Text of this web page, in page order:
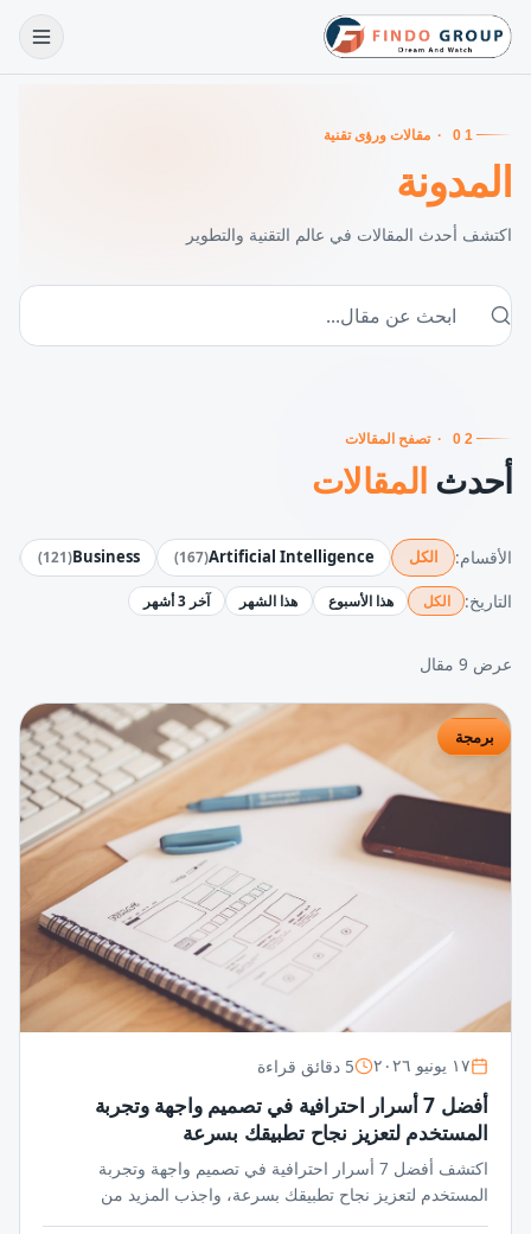
01
· مقالات ورؤى تقنية
المدونة
اكتشف أحدث المقالات في عالم التقنية والتطوير
02
·تصفح المقالات
أحدث المقالات
الأقسام: الكل Artificial Intelligence
(
167
)
Business
(
121
)
التاريخ: الكل هذا الأسبوع هذا الشهر آخر 3 أشهر
عرض 9 مقال
برمجة
١٧ يونيو ٢٠٢٦ 5 دقائق قراءة
أفضل 7 أسرار احترافية في تصميم واجهة وتجربة
المستخدم لتعزيز نجاح تطبيقك بسرعة
اكتشف أفضل 7 أسرار احترافية في تصميم واجهة وتجربة
المستخدم لتعزيز نجاح تطبيقك بسرعة، واجذب المزيد من